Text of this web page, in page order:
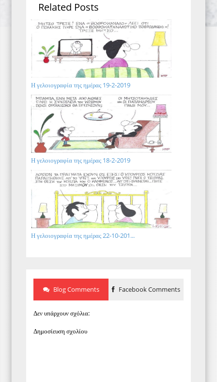
Related Posts
Η γελοιογραφία της ημέρας 19-2-2019
Η γελοιογραφία της ημέρας 18-2-2019
Η γελοιογραφία της ημέρας 22-10-201...
Blog Comments Facebook Comments
Δεν υπάρχουν σχόλια:
Δημοσίευση σχολίου